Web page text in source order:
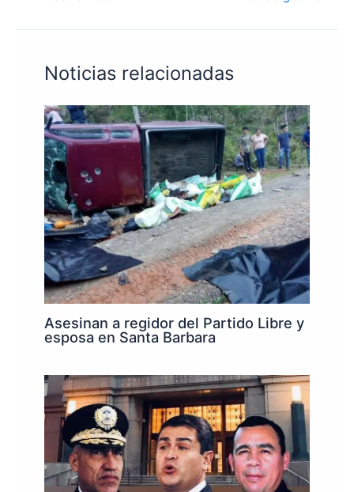
Noticias relacionadas
Asesinan a regidor del Partido Libre y
esposa en Santa Barbara